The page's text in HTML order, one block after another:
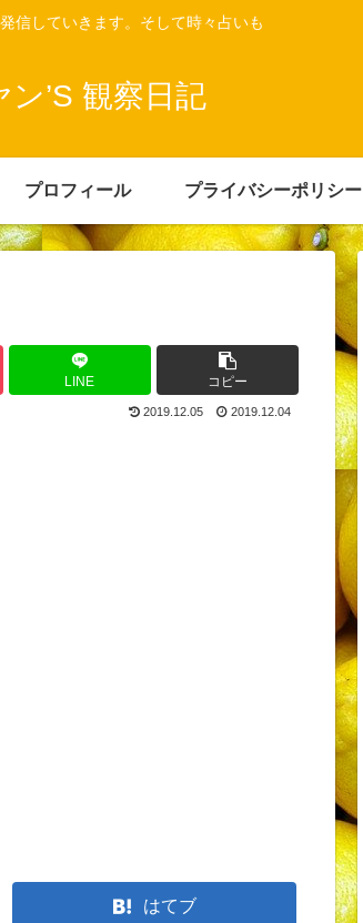
信していきます。そして時々占いも
ン’S 観察日記
プロフィール プライバシーポリシー
LINE コピー
2019.12.05 2019.12.04
はてブ